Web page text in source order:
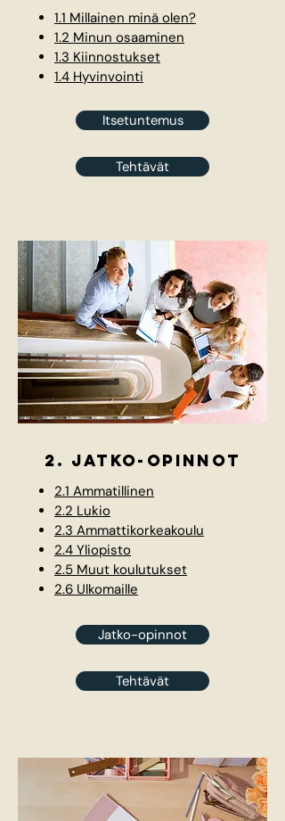
1.1 Millainen minä olen?
1.2 Minun osaaminen
1.3 Kiinnostukset
1.4 Hyvinvointi
Itsetuntemus
Tehtävät
2. Jatko-opinnot
2.1 Ammatillinen
2.2 Lukio
2.3 Ammattikorkeakoulu
2.4 Yliopisto
2.5 Muut koulutukset
2.6 Ulkomaille
Jatko-opinnot
Tehtävät